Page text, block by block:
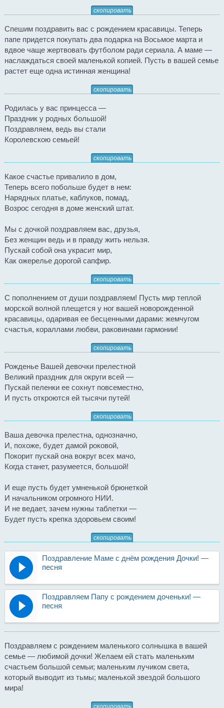
скопировать
Спешим поздравить вас с рождением красавицы. Теперь
папе придется покупать два подарка на Восьмое марта и
вдвое чаще жертвовать футболом ради сериала. А маме —
наслаждаться своей маленькой копией. Пусть в вашей семье
растет еще одна истинная женщина!
скопировать
Родилась у вас принцесса —
Праздник у родных большой!
Поздравляем, ведь вы стали
Королевскою семьей!
скопировать
Какое счастье привалило в дом,
Теперь всего побольше будет в нем:
Нарядных платье, каблуков, помад,
Возрос сегодня в доме женский штат.
Мы с дочкой поздравляем вас, друзья,
Без женщин ведь и в правду жить нельзя.
Пускай собой она украсит мир,
Как ожерелье дорогой сапфир.
скопировать
С пополнением от души поздравляем! Пусть мир теплой
морской волной плещется у ног вашей новорожденной
красавицы, одаривая ее бесценными дарами: жемчугом
счастья, кораллами любви, раковинами гармонии!
скопировать
Рожденье Вашей девочки прелестной
Великий праздник для округи всей —
Пускай пеленки ее сохнут повсеместно,
И пусть откроются ей тысячи путей!
скопировать
Ваша девочка прелестна, однозначно,
И, похоже, будет дамой роковой,
Покорит пускай она вокруг всех мачо,
Когда станет, разумеется, большой!
И еще пусть будет умненькой брюнеткой
И начальником огромного НИИ.
И не ведает, зачем нужны таблетки —
Будет пусть крепка здоровьем своим!
скопировать
Поздравление Маме с днём рождения Дочки! —
песня
Поздравляем Папу с рождением доченьки! —
песня
Поздравляем с рождением маленького солнышка в вашей
семье — любимой дочки! Желаем ей стать маленьким
счастьем большой семьи; маленьким лучиком света,
который выводит из тьмы; маленькой звездой большого
мира!
скопировать